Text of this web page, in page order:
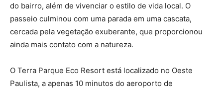
do bairro, além de vivenciar o estilo de vida local. O
passeio culminou com uma parada em uma cascata,
cercada pela vegetação exuberante, que proporcionou
ainda mais contato com a natureza.
O Terra Parque Eco Resort está localizado no Oeste
Paulista, a apenas 10 minutos do aeroporto de